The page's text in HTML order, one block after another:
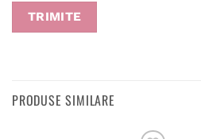
PRODUSE SIMILARE